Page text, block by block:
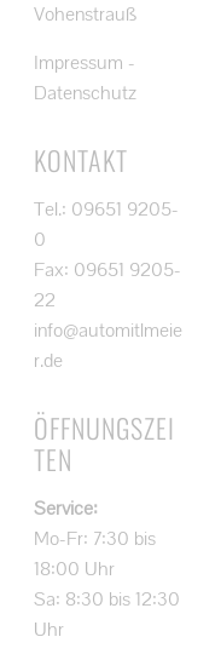
Vohenstrauß
Impressum -
Datenschutz
KONTAKT
Tel.: 09651 9205-
0
Fax: 09651 9205-
22
info@automitlmeie
r.de
ÖFFNUNGSZEI
TEN
Service:
Mo-Fr: 7:30 bis
18:00 Uhr
Sa: 8:30 bis 12:30
Uhr